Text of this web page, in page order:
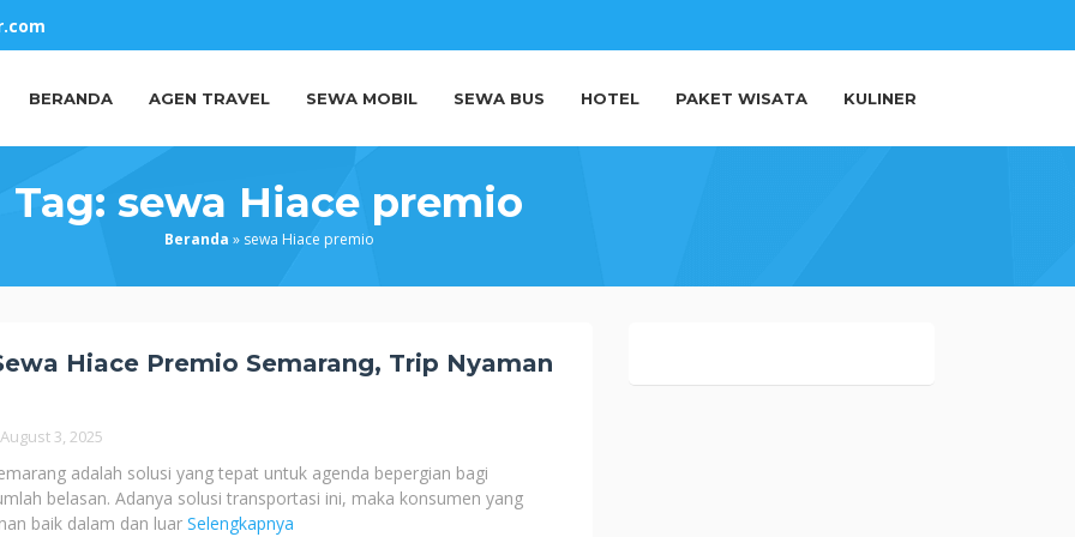
BERANDA AGEN TRAVEL SEWA MOBIL SEWA BUS HOTEL PAKET WISATA KULINER
Tag: sewa Hiace premio
Beranda » sewa Hiace premio
Hiace Premio Semarang, Trip Nyaman
August 3, 2025
adalah solusi yang tepat untuk agenda bepergian bagi
belasan. Adanya solusi transportasi ini, maka konsumen yang
baik dalam dan luar Selengkapnya